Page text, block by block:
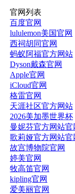
官网列表
百度官网
lululemon美国官网
西祠胡同官网
蚂蚁阿福官方网站
Dyson戴森官网
Apple官网
iCloud官网
格雷官网
天涯社区官方网站
2026美加墨世界杯
曼妮芬官方网站官
歌莉娅官方网站官
故宫博物院官网
婷美官网
牧高笛官网
kipling官网
爱美丽官网